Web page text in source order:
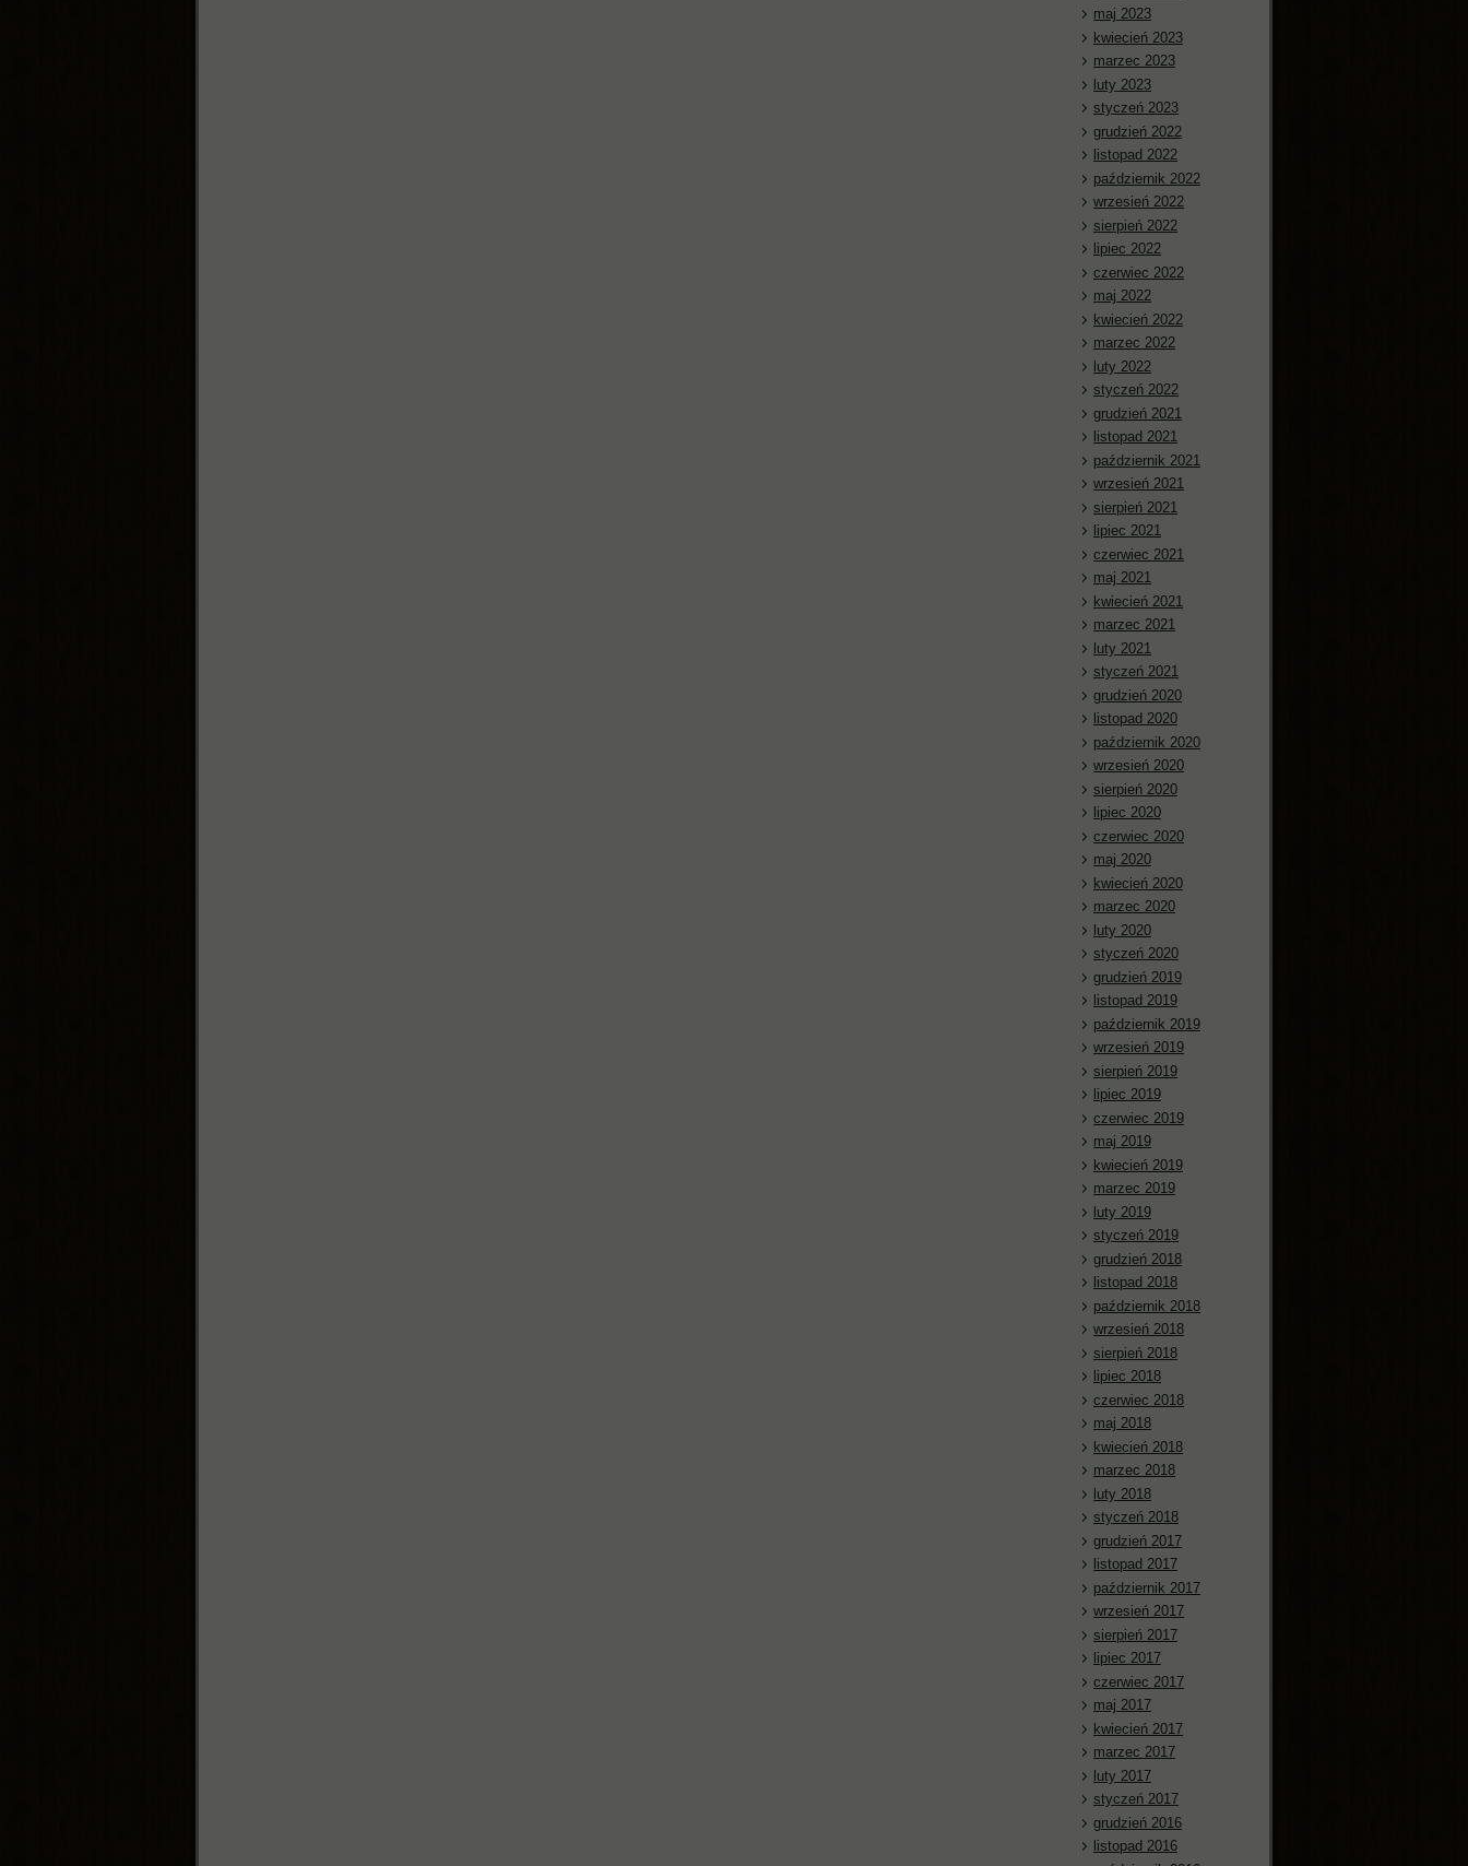
maj 2023
kwiecień 2023
marzec 2023
luty 2023
styczeń 2023
grudzień 2022
listopad 2022
październik 2022
wrzesień 2022
sierpień 2022
lipiec 2022
czerwiec 2022
maj 2022
kwiecień 2022
marzec 2022
luty 2022
styczeń 2022
grudzień 2021
listopad 2021
październik 2021
wrzesień 2021
sierpień 2021
lipiec 2021
czerwiec 2021
maj 2021
kwiecień 2021
marzec 2021
luty 2021
styczeń 2021
grudzień 2020
listopad 2020
październik 2020
wrzesień 2020
sierpień 2020
lipiec 2020
czerwiec 2020
maj 2020
kwiecień 2020
marzec 2020
luty 2020
styczeń 2020
grudzień 2019
listopad 2019
październik 2019
wrzesień 2019
sierpień 2019
lipiec 2019
czerwiec 2019
maj 2019
kwiecień 2019
marzec 2019
luty 2019
styczeń 2019
grudzień 2018
listopad 2018
październik 2018
wrzesień 2018
sierpień 2018
lipiec 2018
czerwiec 2018
maj 2018
kwiecień 2018
marzec 2018
luty 2018
styczeń 2018
grudzień 2017
listopad 2017
październik 2017
wrzesień 2017
sierpień 2017
lipiec 2017
czerwiec 2017
maj 2017
kwiecień 2017
marzec 2017
luty 2017
styczeń 2017
grudzień 2016
listopad 2016